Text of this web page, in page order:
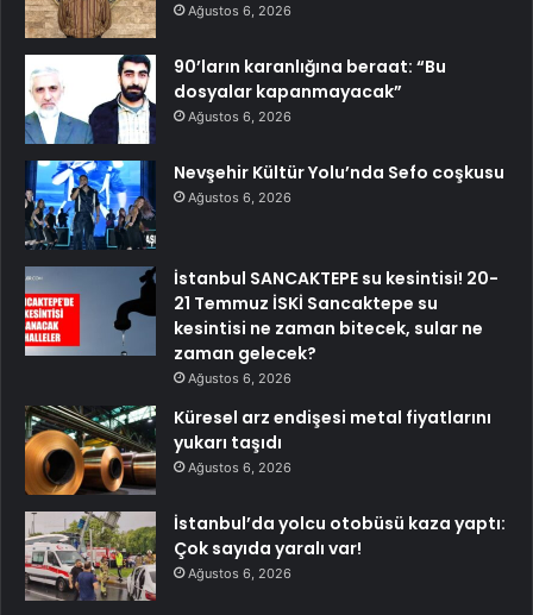
Ağustos 6, 2026
90’ların karanlığına beraat: “Bu
dosyalar kapanmayacak”
Ağustos 6, 2026
Nevşehir Kültür Yolu’nda Sefo coşkusu
Ağustos 6, 2026
İstanbul SANCAKTEPE su kesintisi! 20-
21 Temmuz İSKİ Sancaktepe su
kesintisi ne zaman bitecek, sular ne
zaman gelecek?
Ağustos 6, 2026
Küresel arz endişesi metal fiyatlarını
yukarı taşıdı
Ağustos 6, 2026
İstanbul’da yolcu otobüsü kaza yaptı:
Çok sayıda yaralı var!
Ağustos 6, 2026